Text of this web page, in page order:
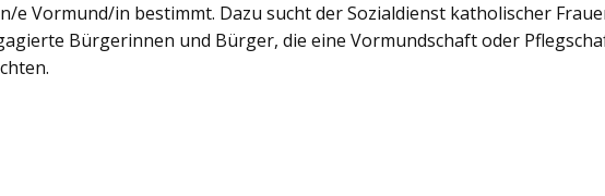
e Vormund/in bestimmt. Dazu sucht der Sozialdienst katholischer
Bürgerinnen und Bürger, die eine Vormundschaft oder